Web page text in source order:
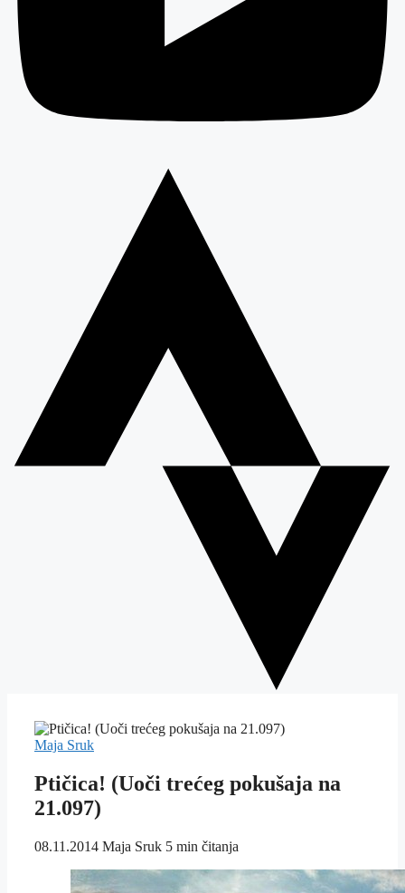
Maja Sruk
Ptičica! (Uoči trećeg pokušaja na
21.097)
08.11.2014 Maja Sruk 5 min čitanja